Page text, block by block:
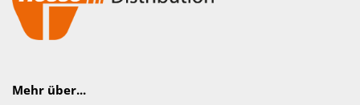
Mehr über...